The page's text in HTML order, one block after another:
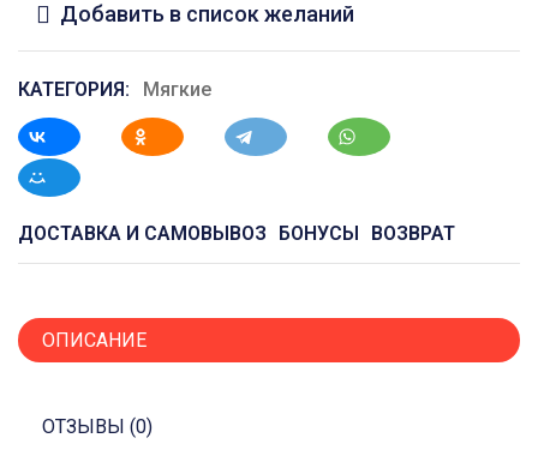
Добавить в список желаний
КАТЕГОРИЯ: Мягкие
ДОСТАВКА И САМОВЫВОЗ БОНУСЫ ВОЗВРАТ
ОПИСАНИЕ
ОТЗЫВЫ (0)